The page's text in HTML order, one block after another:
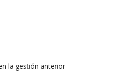
la gestión anterior